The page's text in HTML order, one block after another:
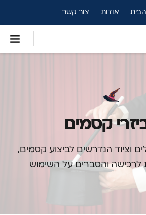
אודות צור קשר
קסמים
וציוד הנדרשים לביצוע קסמים,
לרכישה והסברים על השימוש